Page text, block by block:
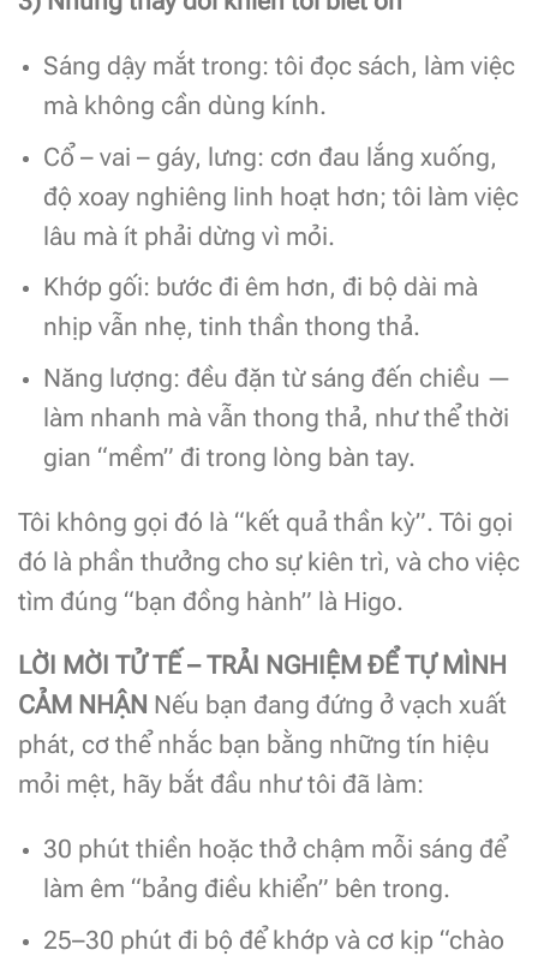
Sáng dậy mắt trong: tôi đọc sách, làm việc
mà không cần dùng kính.
Cổ – vai – gáy, lưng: cơn đau lắng xuống,
độ xoay nghiêng linh hoạt hơn; tôi làm việc
lâu mà ít phải dừng vì mỏi.
Khớp gối: bước đi êm hơn, đi bộ dài mà
nhịp vẫn nhẹ, tinh thần thong thả.
Năng lượng: đều đặn từ sáng đến chiều —
làm nhanh mà vẫn thong thả, như thể thời
gian “mềm” đi trong lòng bàn tay.
Tôi không gọi đó là “kết quả thần kỳ”. Tôi gọi
đó là phần thưởng cho sự kiên trì, và cho việc
tìm đúng “bạn đồng hành” là Higo.
LỜI MỜI TỬ TẾ – TRẢI NGHIỆM ĐỂ TỰ MÌNH
CẢM NHẬN Nếu bạn đang đứng ở vạch xuất
phát, cơ thể nhắc bạn bằng những tín hiệu
mỏi mệt, hãy bắt đầu như tôi đã làm:
30 phút thiền hoặc thở chậm mỗi sáng để
làm êm “bảng điều khiển” bên trong.
25–30 phút đi bộ để khớp và cơ kịp “chào